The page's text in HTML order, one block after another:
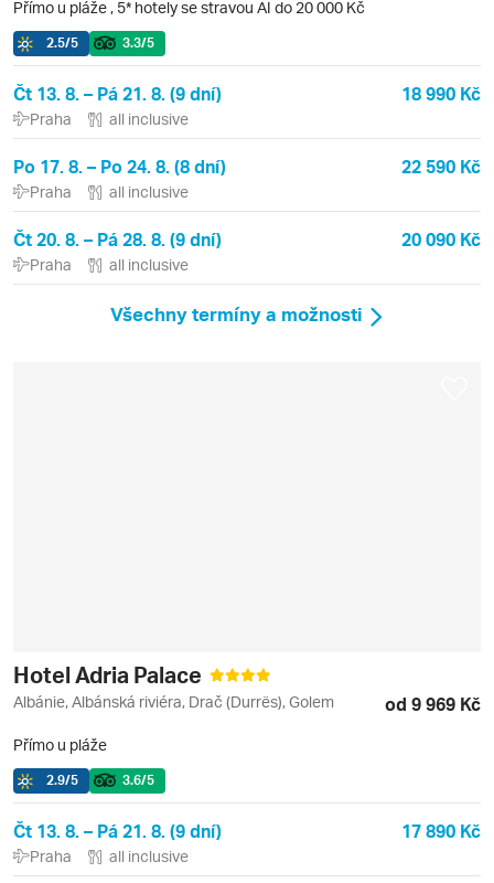
Přímo u pláže , 5* hotely se stravou AI do 20 000 Kč
2.5/5 3.3/5
Čt 13. 8. – Pá 21. 8. (9 dní) 18 990 Kč
Praha all inclusive
Po 17. 8. – Po 24. 8. (8 dní) 22 590 Kč
Praha all inclusive
Čt 20. 8. – Pá 28. 8. (9 dní) 20 090 Kč
Praha all inclusive
Všechny termíny a možnosti
Hotel Adria Palace
Albánie, Albánská riviéra, Drač (Durrës), Golem od 9 969 Kč
Přímo u pláže
2.9/5 3.6/5
Čt 13. 8. – Pá 21. 8. (9 dní) 17 890 Kč
Praha all inclusive